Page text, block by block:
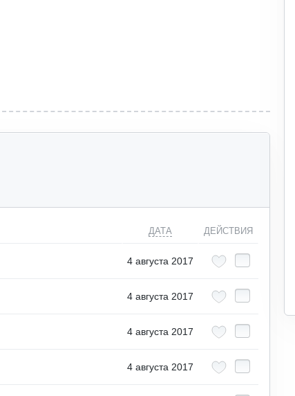
ДАТА ДЕЙСТВИЯ
4 августа 2017
4 августа 2017
4 августа 2017
4 августа 2017